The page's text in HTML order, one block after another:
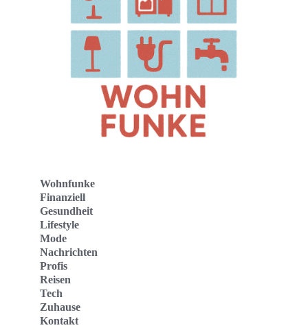
Wohnfunke
Finanziell
Gesundheit
Lifestyle
Mode
Nachrichten
Profis
Reisen
Tech
Zuhause
Kontakt